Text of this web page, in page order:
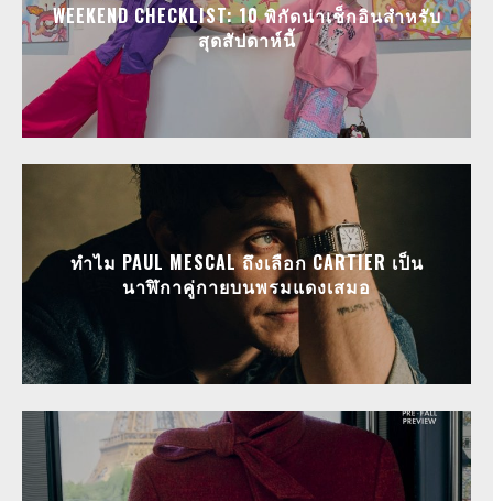
WEEKEND CHECKLIST: 10 พิกัดน่าเช็กอินสำหรับ
สุดสัปดาห์นี้
ทำไม PAUL MESCAL ถึงเลือก CARTIER เป็น
นาฬิกาคู่กายบนพรมแดงเสมอ